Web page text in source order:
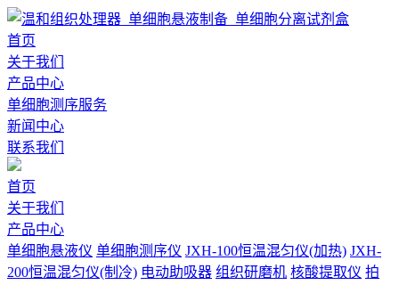
首页
关于我们
产品中心
单细胞测序服务
新闻中心
联系我们
首页
关于我们
产品中心
单细胞悬液仪 单细胞测序仪 JXH-100恒温混匀仪(加热) JXH-
200恒温混匀仪(制冷) 电动助吸器 组织研磨机 核酸提取仪 拍